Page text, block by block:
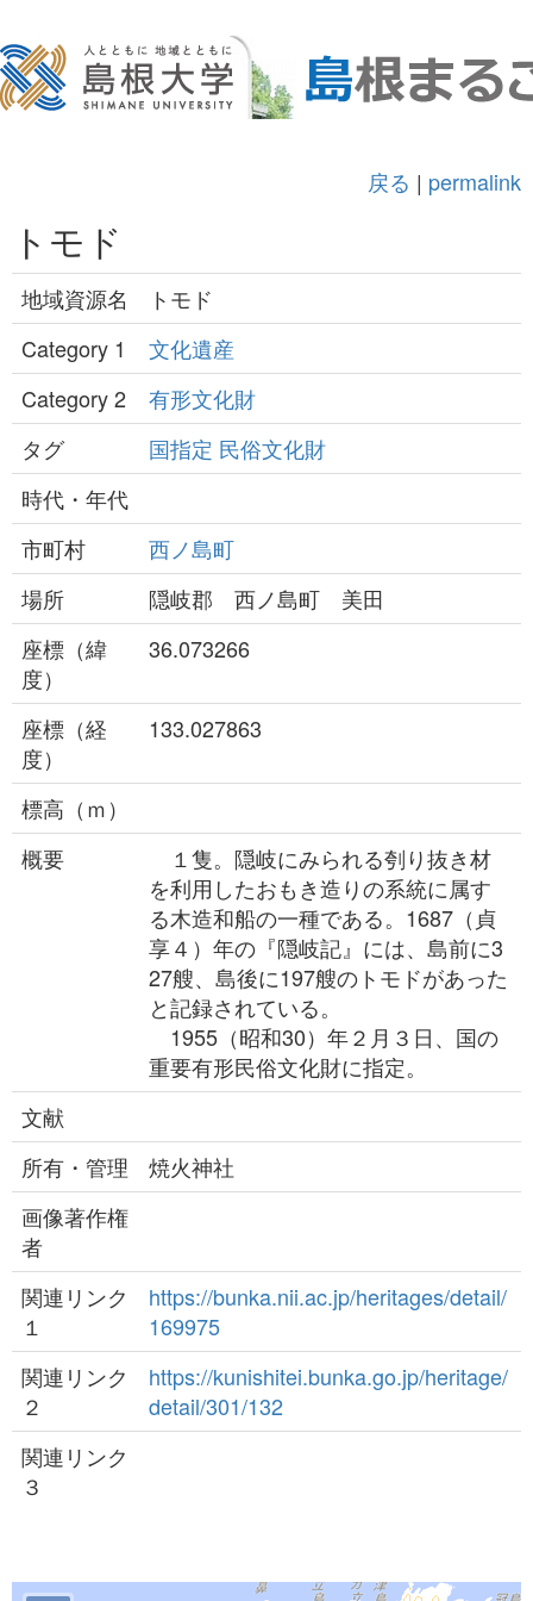
戻る | permalink
トモド
地域資源名
トモド
Category 1
文化遺産
Category 2
有形文化財
タグ
国指定 民俗文化財
時代・年代
市町村
西ノ島町
場所
隠岐郡 西ノ島町 美田
座標（緯
度）
36.073266
座標（経
度）
133.027863
標高（ｍ）
概要
１隻。隠岐にみられる刳り抜き材
を利用したおもき造りの系統に属す
る木造和船の一種である。1687（貞
享４）年の『隠岐記』には、島前に3
27艘、島後に197艘のトモドがあった
と記録されている。
1955（昭和30）年２月３日、国の
重要有形民俗文化財に指定。
文献
所有・管理
焼火神社
画像著作権
者
関連リンク
１
https://bunka.nii.ac.jp/heritages/detail/
169975
関連リンク
２
https://kunishitei.bunka.go.jp/heritage/
detail/301/132
関連リンク
３